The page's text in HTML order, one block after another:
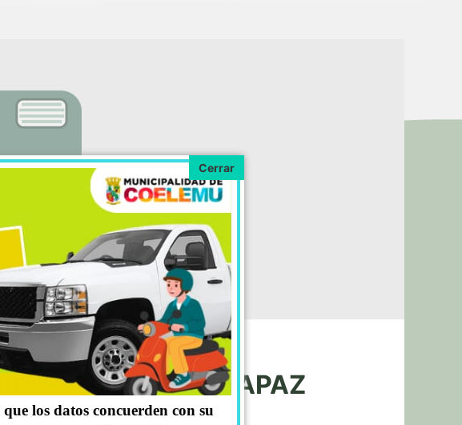
MÁS CAPAZ
los datos concuerden con su